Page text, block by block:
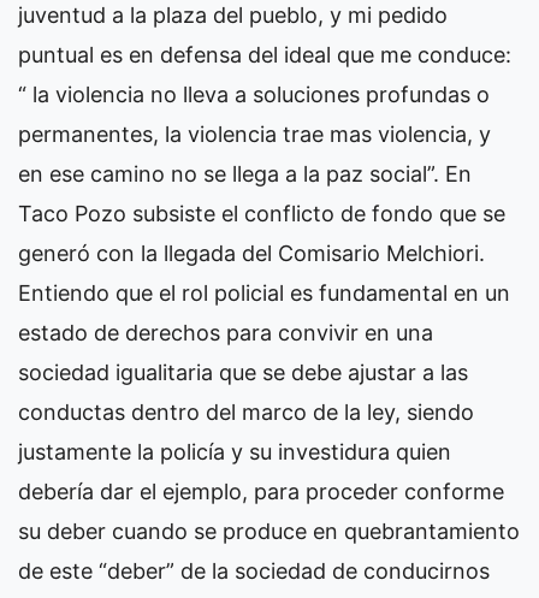
juventud a la plaza del pueblo, y mi pedido
puntual es en defensa del ideal que me conduce:
“ la violencia no lleva a soluciones profundas o
permanentes, la violencia trae mas violencia, y
en ese camino no se llega a la paz social”. En
Taco Pozo subsiste el conflicto de fondo que se
generó con la llegada del Comisario Melchiori.
Entiendo que el rol policial es fundamental en un
estado de derechos para convivir en una
sociedad igualitaria que se debe ajustar a las
conductas dentro del marco de la ley, siendo
justamente la policía y su investidura quien
debería dar el ejemplo, para proceder conforme
su deber cuando se produce en quebrantamiento
de este “deber” de la sociedad de conducirnos